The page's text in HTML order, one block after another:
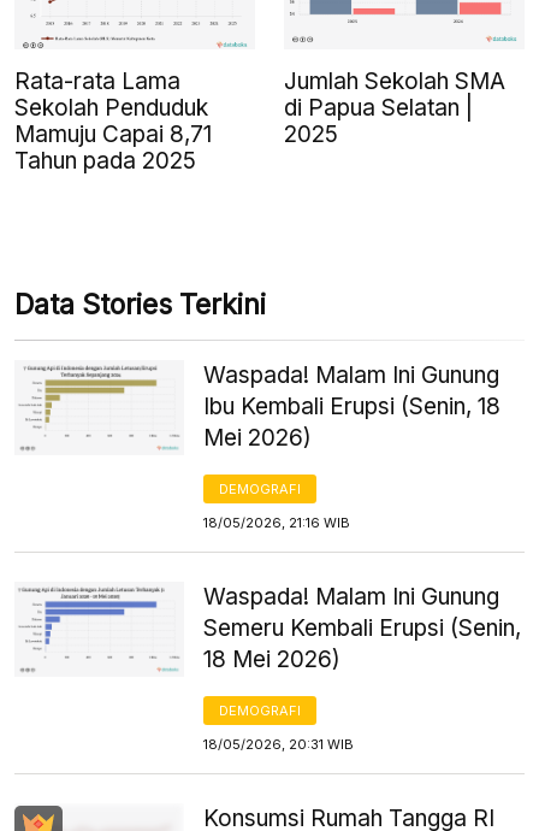
Rata-rata Lama
Sekolah Penduduk
Mamuju Capai 8,71
Tahun pada 2025
Jumlah Sekolah SMA
di Papua Selatan |
2025
Data Stories Terkini
Waspada! Malam Ini Gunung
Ibu Kembali Erupsi (Senin, 18
Mei 2026)
DEMOGRAFI
18/05/2026, 21:16 WIB
Waspada! Malam Ini Gunung
Semeru Kembali Erupsi (Senin,
18 Mei 2026)
DEMOGRAFI
18/05/2026, 20:31 WIB
Konsumsi Rumah Tangga RI